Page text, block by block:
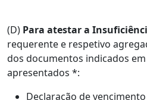
(D) Para atestar a
requerente e respetivo
dos documentos indicados em
apresentados *:
Declaração de